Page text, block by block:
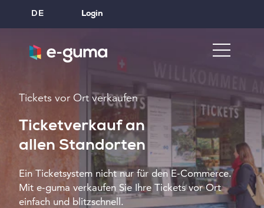
DE Login
Tickets vor Ort verkaufen
Ticketverkauf an
allen Standorten
Ein Ticketsystem nicht nur für den E-Commerce.
Mit e-guma verkaufen Sie Ihre Tickets vor Ort
einfach und blitzschnell.